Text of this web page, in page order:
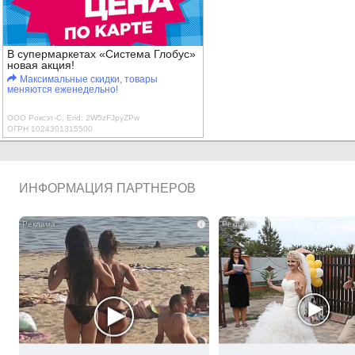
В супермаркетах «Система Глобус»
новая акция!
Максимальные скидки, товары
меняются еженедельно!
ООО Роксэт-С, Erid: 2W5zFJpyZPw
ОГРН 1024301315500
ИНФОРМАЦИЯ ПАРТНЕРОВ
i